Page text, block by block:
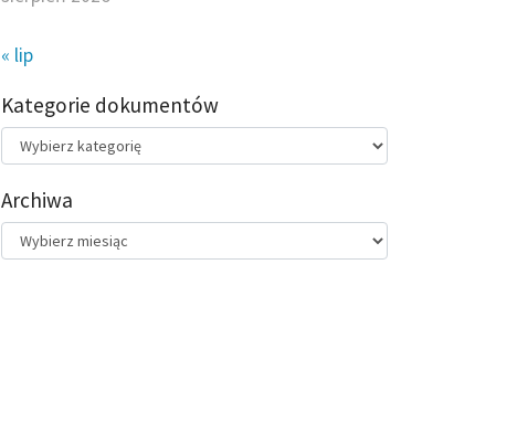
« lip
Kategorie dokumentów
Kategorie
dokumentów
Archiwa
Archiwa